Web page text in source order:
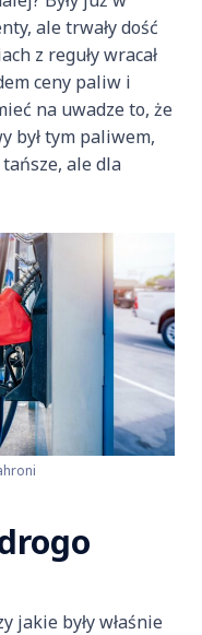
ale trwały dość
z reguły wracał
ceny paliw i
na uwadze to, że
był tym paliwem,
ale dla
jakie były właśnie